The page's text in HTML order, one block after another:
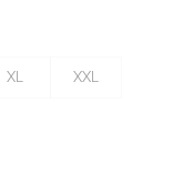
XL XXL